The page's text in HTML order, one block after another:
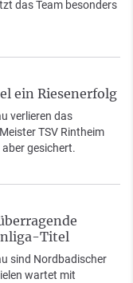
das Team besonders
ein Riesenerfolg
verlieren das
TSV Rintheim
gesichert.
Titel
sind Nordbadischer
wartet mit